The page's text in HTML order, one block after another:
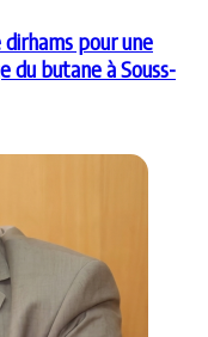
pour une
du butane à Souss-